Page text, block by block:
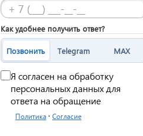
Как удобнее получить ответ?
Позвонить Telegram MAX
Я согласен на обработку
персональных данных для
ответа на обращение
Политика · Согласие